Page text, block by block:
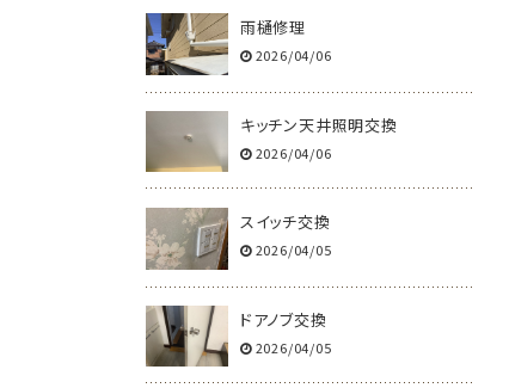
雨樋修理
2026/04/06
キッチン天井照明交換
2026/04/06
スイッチ交換
2026/04/05
ドアノブ交換
2026/04/05